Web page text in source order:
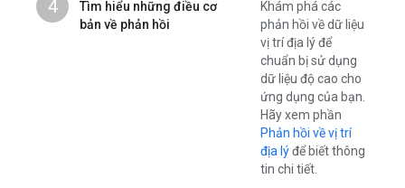
4
Tìm hiểu những điều cơ
bản về phản hồi
Khám phá các
phản hồi về dữ liệu
vị trí địa lý để
chuẩn bị sử dụng
dữ liệu độ cao cho
ứng dụng của bạn.
Hãy xem phần
Phản hồi về vị trí
địa lýđể biết thông
tin chi tiết.